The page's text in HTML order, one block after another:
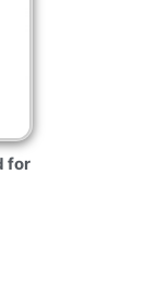
for